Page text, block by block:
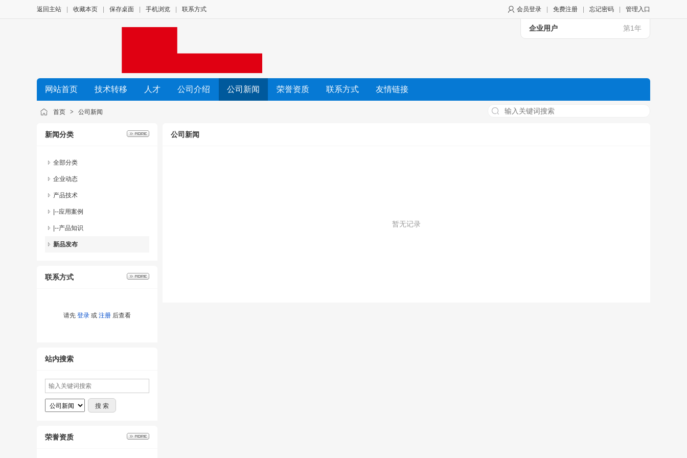
会员登录 免费注册 忘记密码 管理入口
返回主站 收藏本页 保存桌面 手机浏览 联系方式
企业用户 第1年
深圳市中图仪器股份有限公司
精密光电尺寸测量仪器
网站首页 技术转移 人才 公司介绍 公司新闻 荣誉资质 联系方式 友情链接
首页 > 公司新闻
新闻分类
全部分类
企业动态
产品技术
|--应用案例
|--产品知识
新品发布
联系方式
请先 登录 或 注册 后查看
站内搜索
荣誉资质
公司新闻
暂无记录